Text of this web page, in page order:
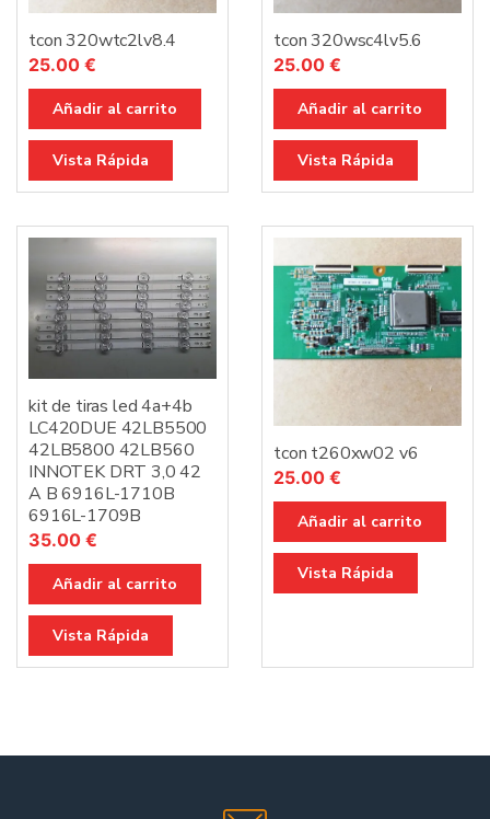
tcon 320wtc2lv8.4
25.00 €
Añadir al carrito
Vista Rápida
tcon 320wsc4lv5.6
25.00 €
Añadir al carrito
Vista Rápida
kit de tiras led 4a+4b
LC420DUE 42LB5500
42LB5800 42LB560
INNOTEK DRT 3,0 42
A B 6916L-1710B
6916L-1709B
35.00 €
Añadir al carrito
Vista Rápida
tcon t260xw02 v6
25.00 €
Añadir al carrito
Vista Rápida